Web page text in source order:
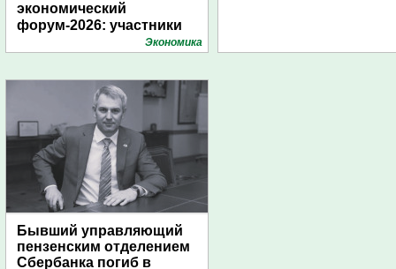
экономический
форум-2026: участники
подготовили креативные
Экономика
Бывший управляющий
пензенским отделением
Сбербанка погиб в